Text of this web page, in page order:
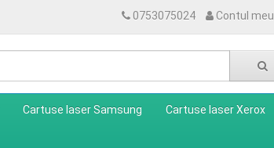
0753075024 Contul meu
Cartuse laser Samsung Cartuse laser Xerox